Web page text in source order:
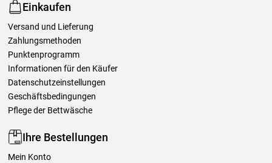
Einkaufen
Versand und Lieferung
Zahlungsmethoden
Punktenprogramm
Informationen für den Käufer
Datenschutzeinstellungen
Geschäftsbedingungen
Pflege der Bettwäsche
Ihre Bestellungen
Mein Konto